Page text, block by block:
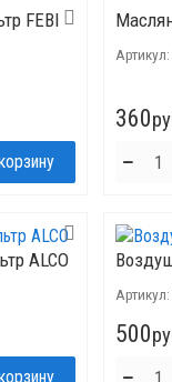
FEBI
Артикул:
360
ALCO
Артикул:
500